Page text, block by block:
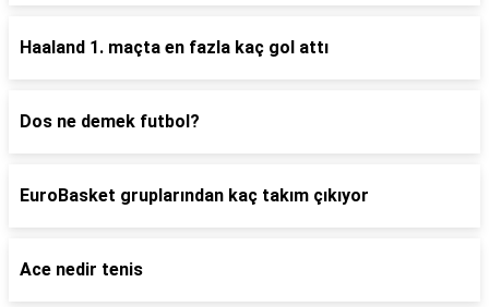
Haaland 1. maçta en fazla kaç gol attı
Dos ne demek futbol?
EuroBasket gruplarından kaç takım çıkıyor
Ace nedir tenis